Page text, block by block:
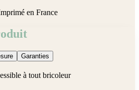
en France
Garanties
à tout bricoleur